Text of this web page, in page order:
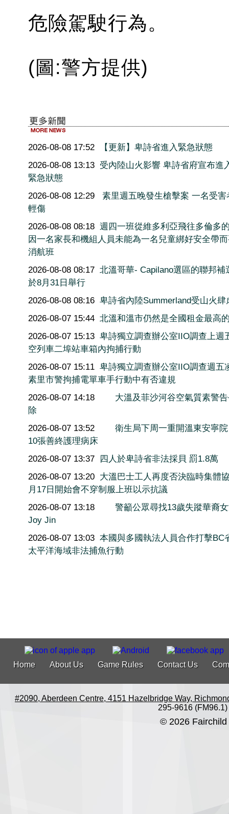
危險駕駛行為。
(圖:警方提供)
2026-08-08 17:52
【更新】卑詩省進入緊急狀態
2026-08-08 13:13 受內陸山火影響 卑詩省府宣布進
緊急狀態
2026-08-08 12:29
素里週五晚發生槍擊案 一名受害
輕傷
2026-08-08 08:18 週四一班從維多利亞飛往多倫多
因一名家長和機組人員未能為一名兒童綁好安全帶
消航班
2026-08-08 08:17 北溫哥華- Capilano選區的聯邦補
於8月31日舉行
2026-08-08 08:16 卑詩省內陸Summerland受山火肆
2026-08-07 15:44 北溫和溫市仍然是全國租金最高
2026-08-07 15:13 卑詩獨立調查辦公室IIO調查上週
空列車二埠站車箱內拘捕行動
2026-08-07 15:11 卑詩獨立調查辦公室IIO調查週五
素里市警拘捕電單車手行動中有否違規
2026-08-07 14:18
大溫及菲沙河谷空氣質素警
除
2026-08-07 13:52
衛生局下周一重開溫東安寧
10張善終護理病床
2026-08-07 13:37 四人於卑詩省非法採貝 罰1.8萬
2026-08-07 13:20 大溫巴士工人再度否決臨時集體
月17日開始會不穿制服上班以示抗議
2026-08-07 13:18
警籲公眾尋找13歲失蹤華裔
Joy Jin
2026-08-07 13:03 本國與多國執法人員合作打擊BC
太平洋海域非法捕魚行動
Home About Us Game Rules Contact Us
#2090, Aberdeen Centre, 4151 Hazelbridge Way,
295-9616 (FM96.1)
© 2026 Fairchild